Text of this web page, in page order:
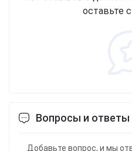
оставьте
Вопросы и ответы
Добавьте вопрос, и мы